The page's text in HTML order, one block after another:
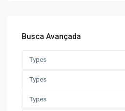
Busca Avançada
Types
Types
Types